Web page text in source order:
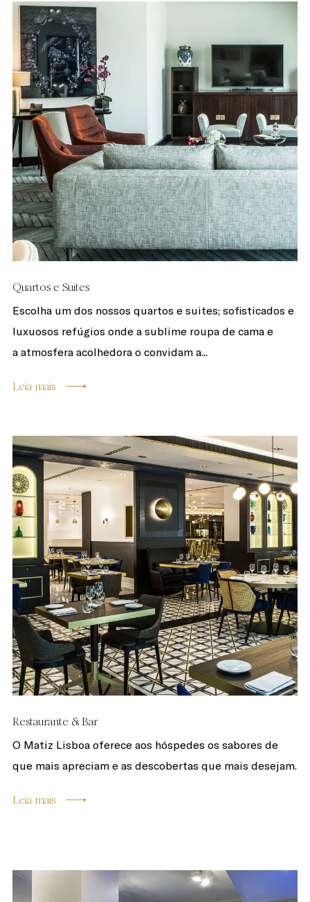
Quartos e Suites
Escolha um dos nossos quartos e suites; sofisticados e
luxuosos refúgios onde a sublime roupa de cama e
a atmosfera acolhedora o convidam a...
Leia mais
Restaurante & Bar
O Matiz Lisboa oferece aos hóspedes os sabores de
que mais apreciam e as descobertas que mais desejam.
Leia mais